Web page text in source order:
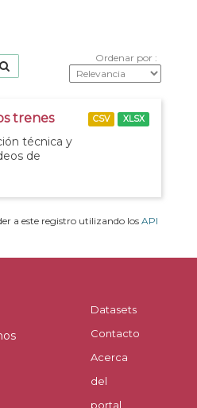
Ordenar por
trenes
técnica y
de
CSV XLSX
a este registro utilizando los API
Datasets
Contacto
Acerca
del
portal